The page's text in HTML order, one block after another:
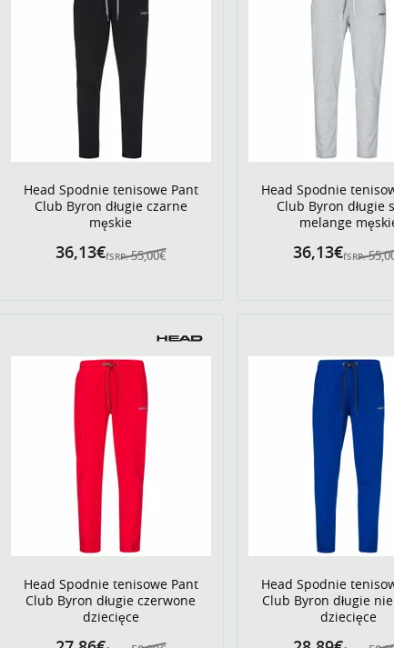
Head Spodnie tenisowe Pant
Club Byron długie czarne
męskie
fSRP: 55,00€
36,13€
Head Spodnie
Club Byron długie
melange
fSRP:
36,13€
Head Spodnie tenisowe Pant
Club Byron długie czerwone
dziecięce
Head Spodnie
Club Byron długie
dziecięce